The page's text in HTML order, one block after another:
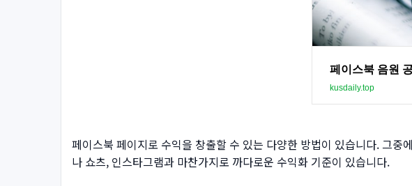
페이스북 음원
kusdaily.top
페이스북 페이지로 수익을 창출할 수 있는 다양한 방법이 있습니다. 그
나 쇼츠, 인스타그램과 마찬가지로 까다로운 수익화 기준이 있습니다.